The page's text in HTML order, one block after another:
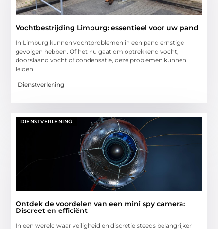
Vochtbestrijding Limburg: essentieel voor uw pand
In Limburg kunnen vochtproblemen in een pand ernstige
gevolgen hebben. Of het nu gaat om optrekkend vocht,
doorslaand vocht of condensatie, deze problemen kunnen
leiden
Dienstverlening
DIENSTVERLENING
Ontdek de voordelen van een mini spy camera:
Discreet en efficiënt
In een wereld waar veiligheid en discretie steeds belangrijker